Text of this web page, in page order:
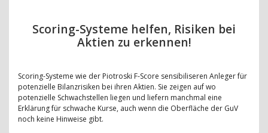
Scoring-Systeme helfen, Risiken bei
Aktien zu erkennen!
Scoring-Systeme wie der Piotroski F-Score sensibiliseren Anleger für
potenzielle Bilanzrisiken bei ihren Aktien. Sie zeigen auf wo
potenzielle Schwachstellen liegen und liefern manchmal eine
Erklärung für schwache Kurse, auch wenn die Oberfläche der GuV
noch keine Hinweise gibt.